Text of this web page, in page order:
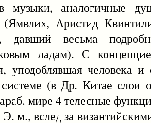
музыки, аналогичные
(Ямвлих, Аристид
давший весьма
ладам). С
уподоблявшая человека
системе (в Др. Китае слои
мире 4 телесные
Э. м., вслед за